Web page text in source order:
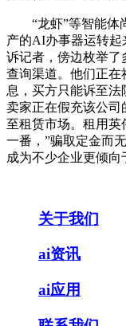
“龙虾”等智能体尚
产的AI办事器运转
诉记者，傍边枚举了
查询渠道。他们正在
息，买方只能诉至法
卖家正在假充该公司
至租赁市场。租用英
一番，”骗取定金而
成为不少企业更倾向
关于我们
ai资讯
ai应用